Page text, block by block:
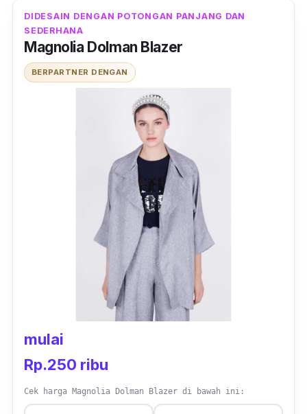
DIDESAIN DENGAN POTONGAN PANJANG DAN
SEDERHANA
Magnolia Dolman Blazer
BERPARTNER DENGAN
mulai
Rp.250 ribu
Cek harga Magnolia Dolman Blazer di bawah ini: